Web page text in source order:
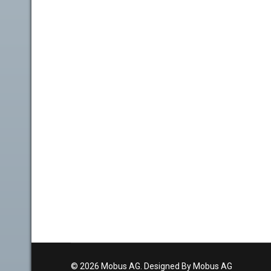
© 2026 Mobus AG. Designed By Mobus AG